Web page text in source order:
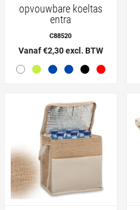
opvouwbare koeltas
entra
C88520
Vanaf €2,30 excl. BTW